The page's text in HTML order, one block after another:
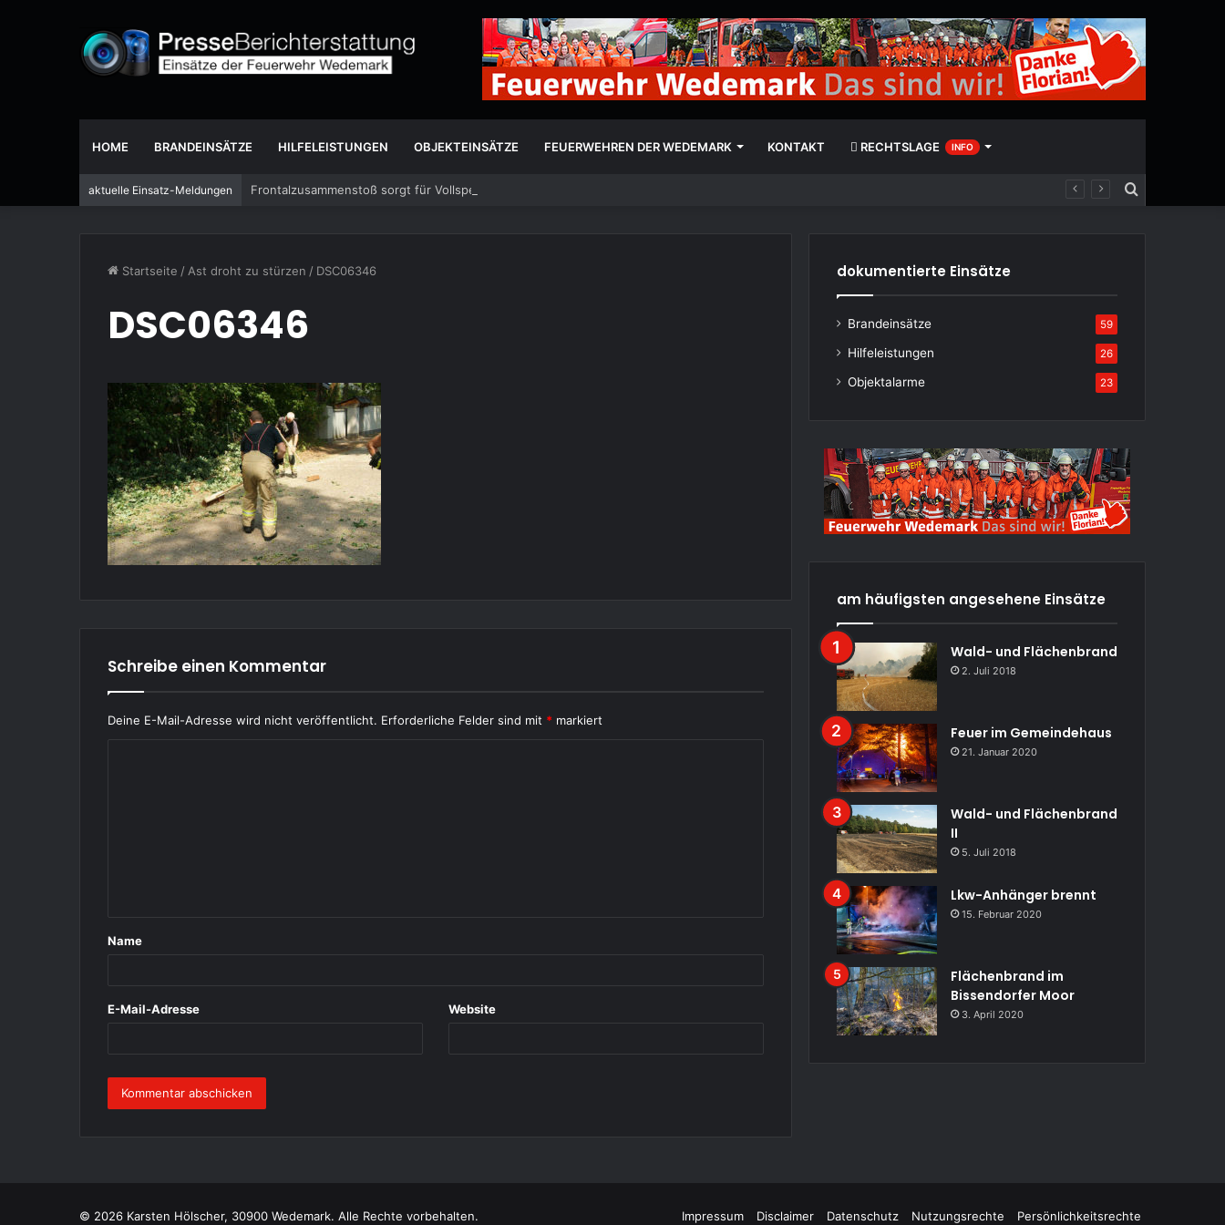
HOME BRANDEINSÄTZE HILFELEISTUNGEN OBJEKTEINSÄTZE FEUERWEHREN DER WEDEMARK KONTAKT RECHTSLAGE INFO
aktuelle Einsatz-Meldungen Frontalzusammenstoß sorgt für Vollsperrung
Suchen
Startseite / Ast droht zu stürzen / DSC06346
DSC06346
Schreibe einen Kommentar
Deine E-Mail-Adresse wird nicht veröffentlicht. Erforderliche Felder sind mit * markiert
a
Name
E-Mail-Adresse Website
dokumentierte Einsätze
Brandeinsätze 59
Hilfeleistungen 26
Objektalarme 23
am häufigsten angesehene Einsätze
Wald- und Flächenbrand
2. Juli 2018
Feuer im Gemeindehaus
21. Januar 2020
Wald- und Flächenbrand
II
5. Juli 2018
Lkw-Anhänger brennt
15. Februar 2020
Flächenbrand im
Bissendorfer Moor
3. April 2020
© 2026 Karsten Hölscher, 30900 Wedemark. Alle Rechte vorbehalten. Impressum Disclaimer Datenschutz Nutzungsrechte Persönlichkeitsrechte